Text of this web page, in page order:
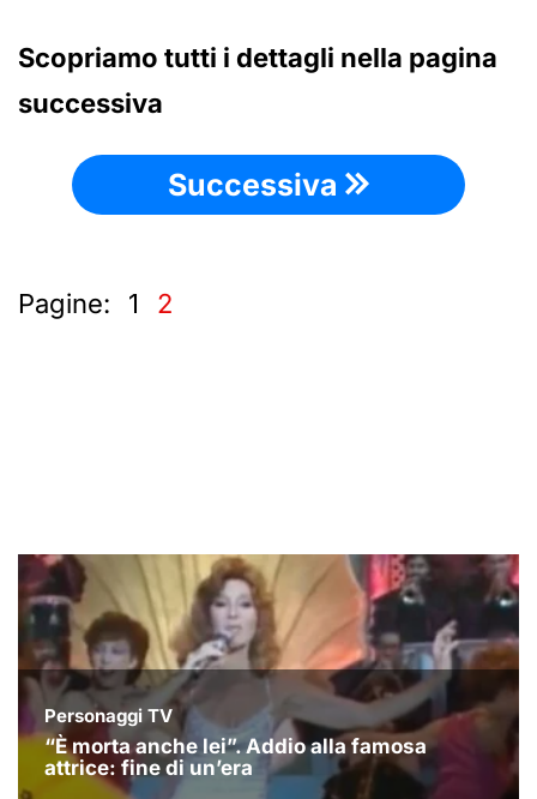
Scopriamo tutti i dettagli nella pagina
successiva
Successiva
Pagine: 1 2